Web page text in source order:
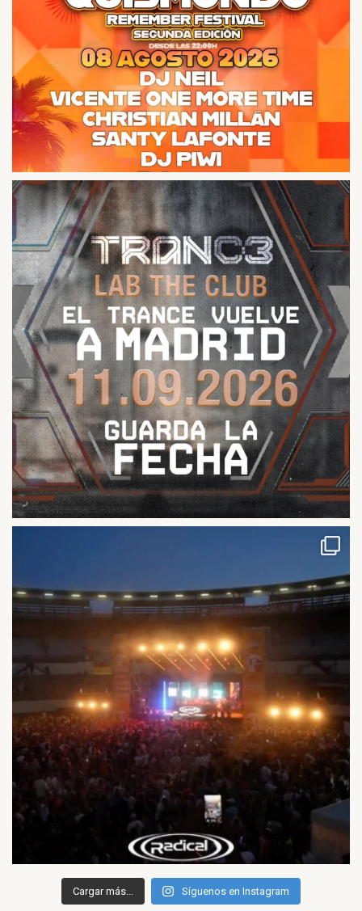
Cargar más... Síguenos en Instagram